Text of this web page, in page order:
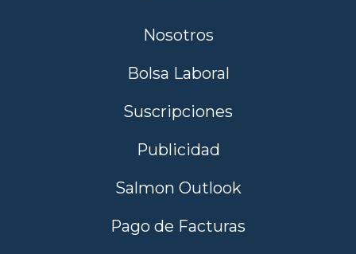
Nosotros
Bolsa Laboral
Suscripciones
Publicidad
Salmon Outlook
Pago de Facturas